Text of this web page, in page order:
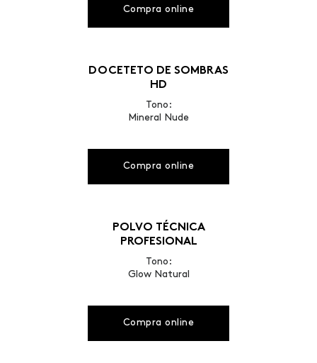
Compra online
DOCETETO DE SOMBRAS
HD
Tono:
Mineral Nude
Compra online
POLVO TÉCNICA
PROFESIONAL
Tono:
Glow Natural
Compra online